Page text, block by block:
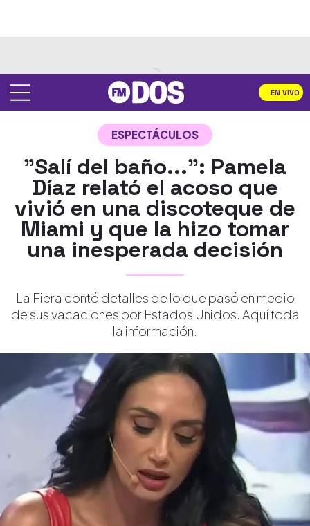
EN VIVO
ESPECTÁCULOS
"Salí del baño...": Pamela
Díaz relató el acoso que
vivió en una discoteque de
Miami y que la hizo tomar
una inesperada decisión
La Fiera contó detalles de lo que pasó en medio
de sus vacaciones por Estados Unidos. Aquí toda
la información.